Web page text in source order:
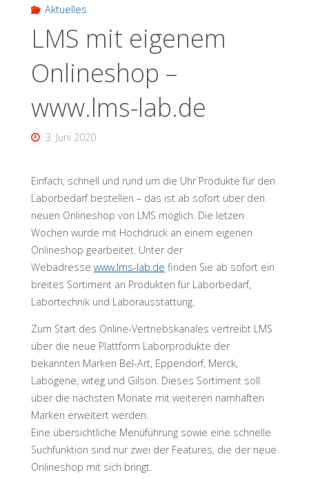
Aktuelles
LMS mit eigenem
Onlineshop –
www.lms-lab.de
3. Juni 2020
Einfach, schnell und rund um die Uhr Produkte für den
Laborbedarf bestellen – das ist ab sofort über den
neuen Onlineshop von LMS möglich. Die letzen
Wochen wurde mit Hochdruck an einem eigenen
Onlineshop gearbeitet. Unter der
Webadresse www.lms-lab.de finden Sie ab sofort ein
breites Sortiment an Produkten für Laborbedarf,
Labortechnik und Laborausstattung.
Zum Start des Online-Vertriebskanales vertreibt LMS
über die neue Plattform Laborprodukte der
bekannten Marken Bel-Art, Eppendorf, Merck,
Labogene, witeg und Gilson. Dieses Sortiment soll
über die nächsten Monate mit weiteren namhaften
Marken erweitert werden.
Eine übersichtliche Menüführung sowie eine schnelle
Suchfunktion sind nur zwei der Features, die der neue
Onlineshop mit sich bringt.